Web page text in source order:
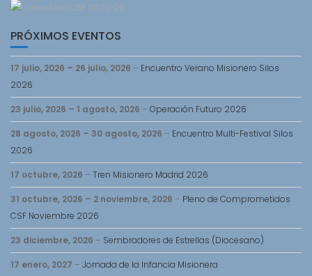
PRÓXIMOS EVENTOS
17 julio, 2026 – 26 julio, 2026 – Encuentro Verano Misionero Silos
2026
23 julio, 2026 – 1 agosto, 2026 – Operación Futuro 2026
28 agosto, 2026 – 30 agosto, 2026 – Encuentro Multi-Festival Silos
2026
17 octubre, 2026 – Tren Misionero Madrid 2026
31 octubre, 2026 – 2 noviembre, 2026 – Pleno de Comprometidos
CSF Noviembre 2026
23 diciembre, 2026 – Sembradores de Estrellas (Diocesano)
17 enero, 2027 – Jornada de la Infancia Misionera